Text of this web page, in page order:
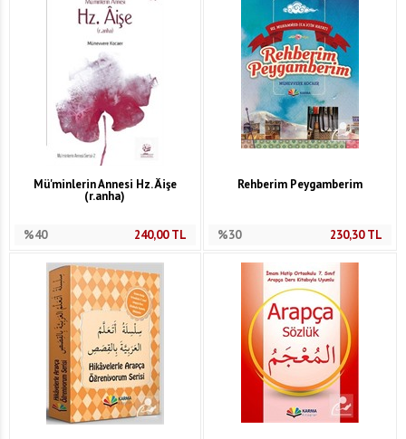
Mü'minlerin Annesi Hz. Âişe
(r.anha)
%40 240,00TL
Rehberim Peygamberim
%30 230,30TL